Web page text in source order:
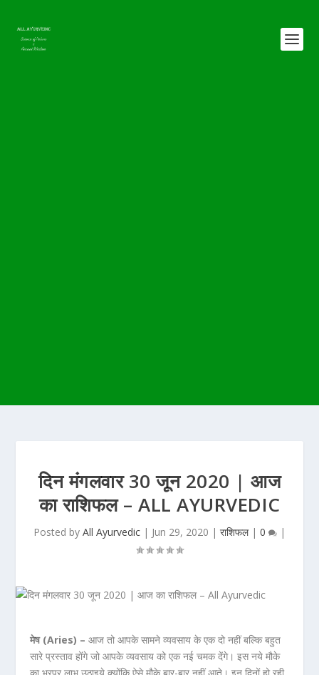
दिन मंगलवार 30 जून 2020 | आज
का राशिफल – ALL AYURVEDIC
Posted by All Ayurvedic | Jun 29, 2020 | राशिफल| 0 |
मेष (Aries) – आज तो आपके सामने व्यवसाय के एक दो नहीं बल्कि बहुत
सारे प्रस्ताव होंगे जो आपके व्यवसाय को एक नई चमक देंगे। इस नये मौके